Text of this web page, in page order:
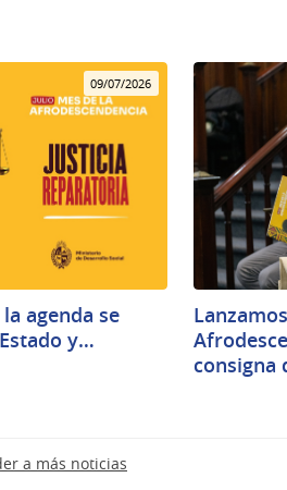
09/07/2026
agenda se
y…
consigna
a más noticias